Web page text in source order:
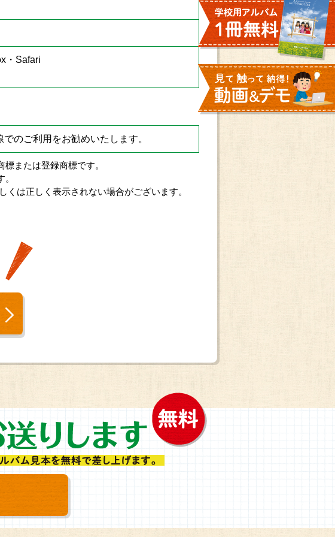
・Safari
のご利用をお勧めいたします。
または登録商標です。
は正しく表示されない場合がございます。